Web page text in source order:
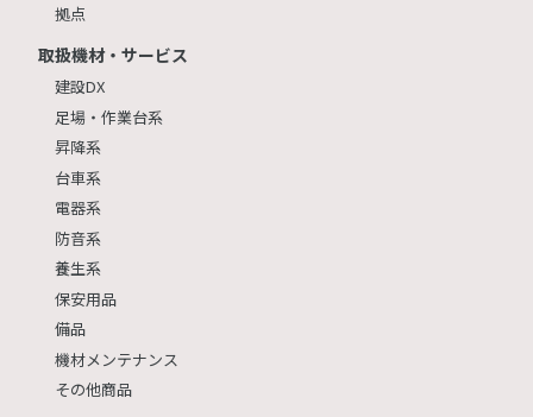
拠点
取扱機材・サービス
建設DX
足場・作業台系
昇降系
台車系
電器系
防音系
養生系
保安用品
備品
機材メンテナンス
その他商品